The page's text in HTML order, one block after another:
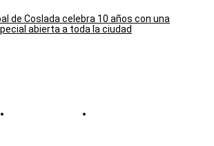
de Coslada celebra 10 años con una
abierta a toda la ciudad
Política de cookies